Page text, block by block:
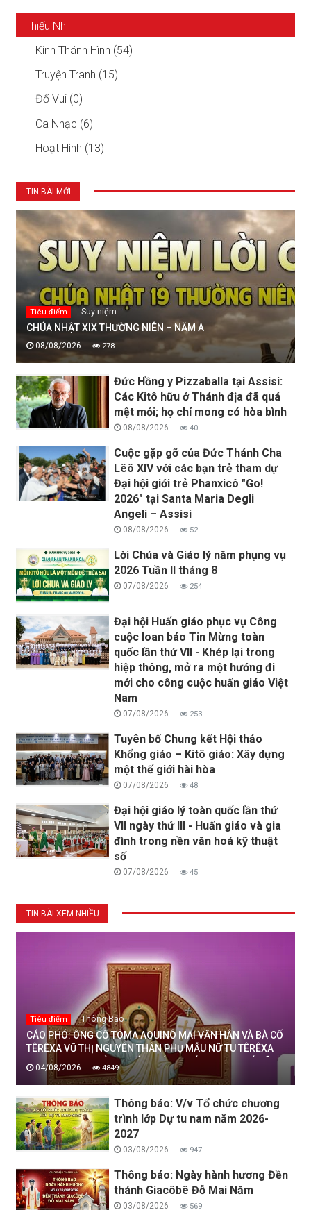
Thiếu Nhi
Kinh Thánh Hình (54)
Truyện Tranh (15)
Đố Vui (0)
Ca Nhạc (6)
Hoạt Hình (13)
TIN BÀI MỚI
Tiêu điểm Suy niệm
CHÚA NHẬT XIX THƯỜNG NIÊN – NĂM A
08/08/2026 278
Đức Hồng y Pizzaballa tại Assisi:
Các Kitô hữu ở Thánh địa đã quá
mệt mỏi; họ chỉ mong có hòa bình
08/08/2026 40
Cuộc gặp gỡ của Đức Thánh Cha
Lêô XIV với các bạn trẻ tham dự
Đại hội giới trẻ Phanxicô "Go!
2026" tại Santa Maria Degli
Angeli – Assisi
08/08/2026 52
Lời Chúa và Giáo lý năm phụng vụ
2026 Tuần II tháng 8
07/08/2026 254
Đại hội Huấn giáo phục vụ Công
cuộc loan báo Tin Mừng toàn
quốc lần thứ VII - Khép lại trong
hiệp thông, mở ra một hướng đi
mới cho công cuộc huấn giáo Việt
Nam
07/08/2026 253
Tuyên bố Chung kết Hội thảo
Khổng giáo – Kitô giáo: Xây dựng
một thế giới hài hòa
07/08/2026 48
Đại hội giáo lý toàn quốc lần thứ
VII ngày thứ III - Huấn giáo và gia
đình trong nền văn hoá kỹ thuật
số
07/08/2026 45
TIN BÀI XEM NHIỀU
Tiêu điểm Thông Báo
CÁO PHÓ: ÔNG CỐ TÔMA AQUINÔ MAI VĂN HÂN VÀ BÀ CỐ
TÊRÊXA VŨ THỊ NGUYÊN THÂN PHỤ MẪU NỮ TU TÊRÊXA
MAI THỊ THỊNH, DÒNG MẾN THÁNH GIÁ THANH HOÁ ĐÃ
AN NGHỈ TRONG CHÚA, NGÀY 04/08/2026
04/08/2026 4849
Thông báo: V/v Tổ chức chương
trình lớp Dự tu nam năm 2026-
2027
03/08/2026 947
Thông báo: Ngày hành hương Đền
thánh Giacôbê Đỗ Mai Năm
03/08/2026 569